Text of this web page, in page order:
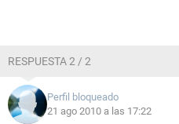
RESPUESTA 2 / 2
Perfil bloqueado
21 ago 2010 a las 17:22